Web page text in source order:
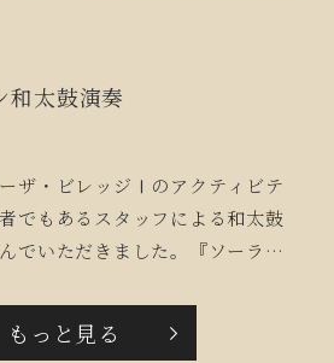
和太鼓演奏
ザ・ビレッジⅠのアクティビテ
でもあるスタッフによる和太鼓
でいただきました。『ソーラン
く音にビックリされていました
もっと見る